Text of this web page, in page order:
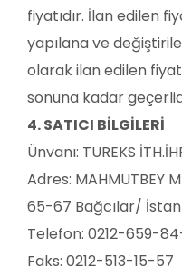
fiyatıdır. İlan edilen
yapılana ve
olarak ilan edilen
sonuna kadar
4. SATICI BİLGİLERİ
Ünvanı: TUREKS
Adres: MAHMUTBEY
65-67 Bağcılar/
Telefon: 0212-659-
Faks: 0212-513-15-57